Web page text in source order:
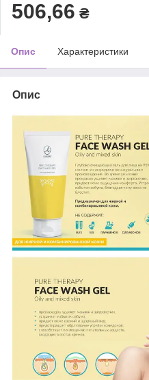
506,66 ₴
Опис Характеристики
Опис